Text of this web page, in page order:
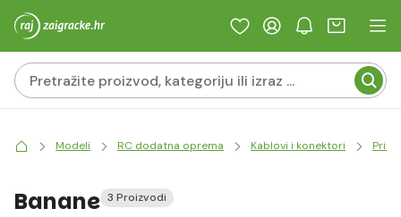
Modeli RC dodatna oprema Kablovi i konektori
Banane 3 Proizvodi